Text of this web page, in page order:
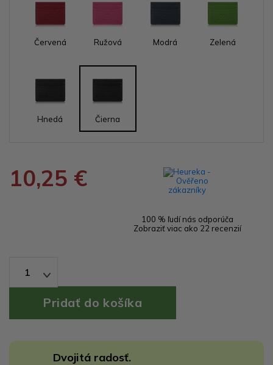
Červená Ružová Modrá Zelená
Hnedá Čierna
10,25 €
100 % ľudí nás odporúča
Zobraziť viac ako 22 recenzií
1
Dvojitá radosť.